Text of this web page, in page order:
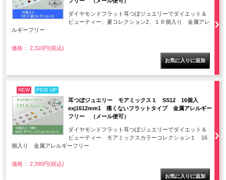
ダイヤモンドフラット耳つぼジュエリーでダイエット＆
ビューティー、夏コレクション2、１６個入り 金属アレ
ルギーフリー
価格： 2,310円(税込)
NEW PICK UP
耳つぼジュエリー モアミックス１ SS12 16個入
exj1612mm1 痛くないフラットタイプ 金属アレルギー
フリー （メール便可）
ダイヤモンドフラット耳つぼジュエリーでダイエット＆
ビューティー モアミックスカラーコレクション１ 16
個入り 金属アレルギーフリー
価格： 2,390円(税込)